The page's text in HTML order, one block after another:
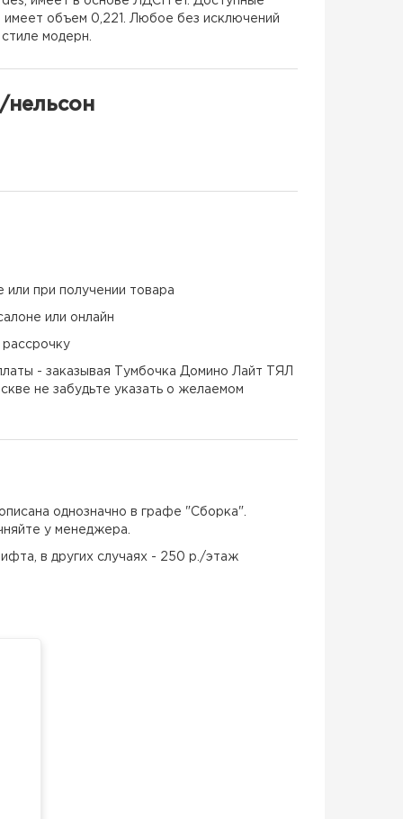
объем 0,221. Любое без исключений
модерн.
или при получении товара
или онлайн
- заказывая Тумбочка Домино Лайт ТЯЛ
не забудьте указать о желаемом
однозначно в графе "Сборка".
у менеджера.
в других случаях - 250 р./этаж